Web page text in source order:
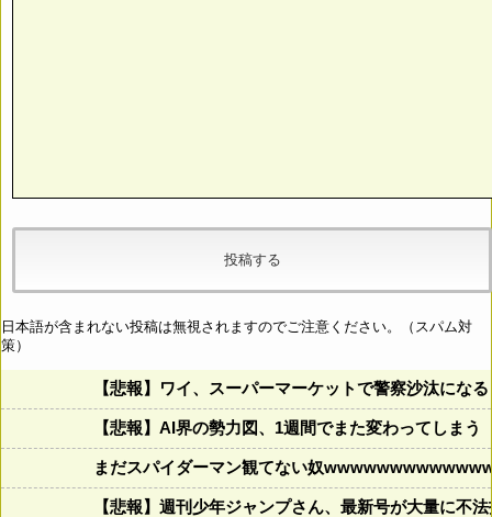
日本語が含まれない投稿は無視されますのでご注意ください。（スパム対
策）
【悲報】ワイ、スーパーマーケットで警察沙汰にな
【悲報】AI界の勢力図、1週間でまた変わってしまう
まだスパイダーマン観てない奴
【悲報】週刊少年ジャンプさん、最新号が大量に不